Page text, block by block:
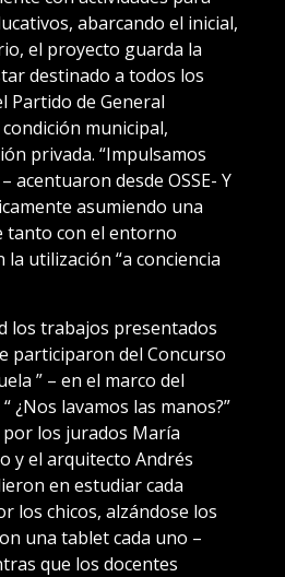
abarcando el inicial,
el proyecto guarda la
destinado a todos los
Partido de General
municipal,
privada. “Impulsamos
acentuaron desde OSSE- Y
asumiendo una
tanto con el entorno
utilización “a conciencia
los trabajos presentados
participaron del Concurso
” – en el marco del
¿Nos lavamos las manos?”
los jurados María
y el arquitecto Andrés
en estudiar cada
los chicos, alzándose los
una tablet cada uno –
que los docentes